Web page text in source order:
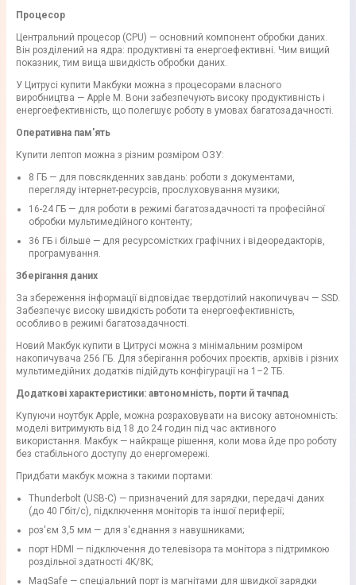
Процесор
Центральний процесор (CPU) — основний компонент обробки даних.
Він розділений на ядра: продуктивні та енергоефективні. Чим вищий
показник, тим вища швидкість обробки даних.
У Цитрусі купити Макбуки можна з процесорами власного
виробництва — Apple M. Вони забезпечують високу продуктивність і
енергоефективність, що полегшує роботу в умовах багатозадачності.
Оперативна пам'ять
Купити лептоп можна з різним розміром ОЗУ:
8 ГБ — для повсякденних завдань: роботи з документами,
перегляду інтернет-ресурсів, прослуховування музики;
16-24 ГБ — для роботи в режимі багатозадачності та професійної
обробки мультимедійного контенту;
36 ГБ і більше — для ресурсомістких графічних і відеоредакторів,
програмування.
Зберігання даних
За збереження інформації відповідає твердотілий накопичувач — SSD.
Забезпечує високу швидкість роботи та енергоефективність,
особливо в режимі багатозадачності.
Новий Макбук купити в Цитрусі можна з мінімальним розміром
накопичувача 256 ГБ. Для зберігання робочих проєктів, архівів і різних
мультимедійних додатків підійдуть конфігурації на 1–2 ТБ.
Додаткові характеристики: автономність, порти й тачпад
Купуючи ноутбук Apple, можна розраховувати на високу автономність:
моделі витримують від 18 до 24 годин під час активного
використання. Макбук — найкраще рішення, коли мова йде про роботу
без стабільного доступу до енергомережі.
Придбати макбук можна з такими портами:
Thunderbolt (USB-C) — призначений для зарядки, передачі даних
(до 40 Гбіт/с), підключення моніторів та іншої периферії;
роз'єм 3,5 мм — для з'єднання з навушниками;
порт HDMI — підключення до телевізора та монітора з підтримкою
роздільної здатності 4K/8K;
MagSafe — спеціальний порт із магнітами для швидкої зарядки